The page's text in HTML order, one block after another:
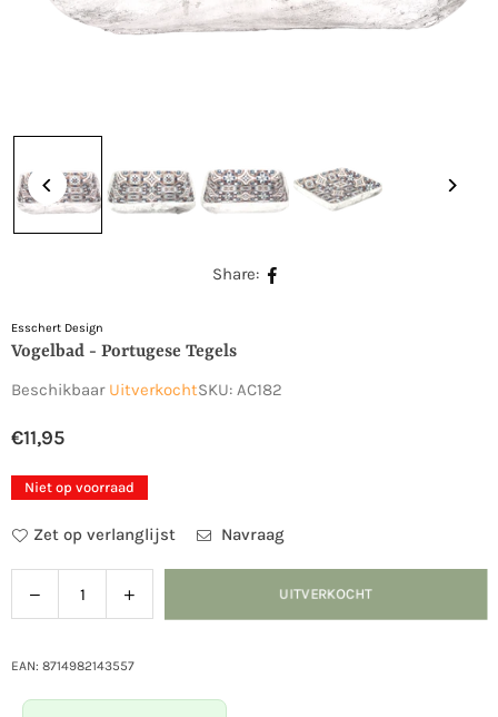
Share:
Esschert Design
Vogelbad - Portugese Tegels
Beschikbaar UitverkochtSKU: AC182
Normale
prijs
€11,95
Niet op voorraad
Zet op verlanglijst Navraag
Hoeveelheid
Verlaag
de
voor
Verhoog
de
voor
UITVERKOCHT
EAN: 8714982143557